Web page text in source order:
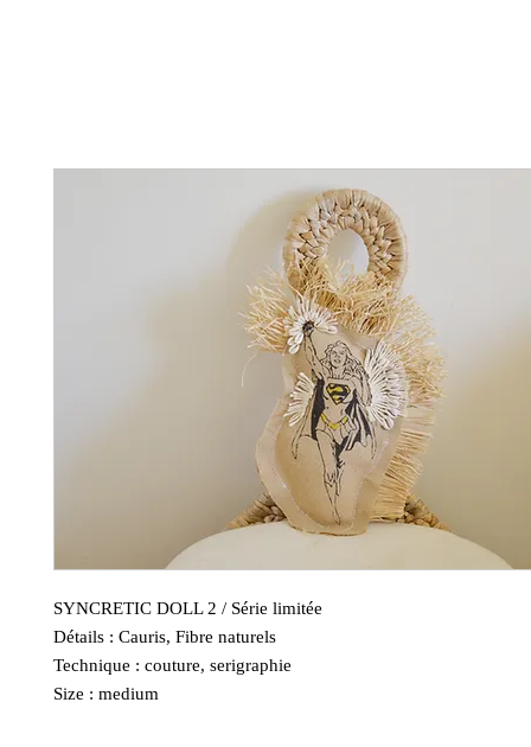
SYNCRETIC DOLL 2 / Série limitée
Détails : Cauris, Fibre naturels
Technique : couture, serigraphie
Size : medium